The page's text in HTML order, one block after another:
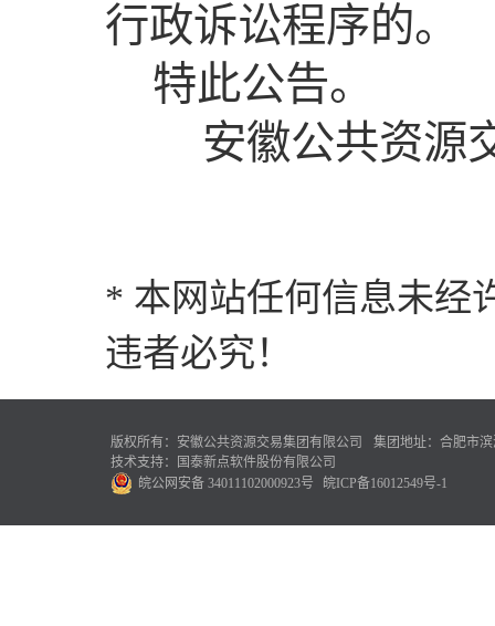
行政诉讼程序的。
特此公告。
安徽公共资源
* 本网站任何信息未经
违者必究！
版权所有：安徽公共资源交易集团有限公司
集团地址：合肥市
技术支持：国泰新点软件股份有限公司
皖公网安备 34011102000923号
皖ICP备16012549号-1